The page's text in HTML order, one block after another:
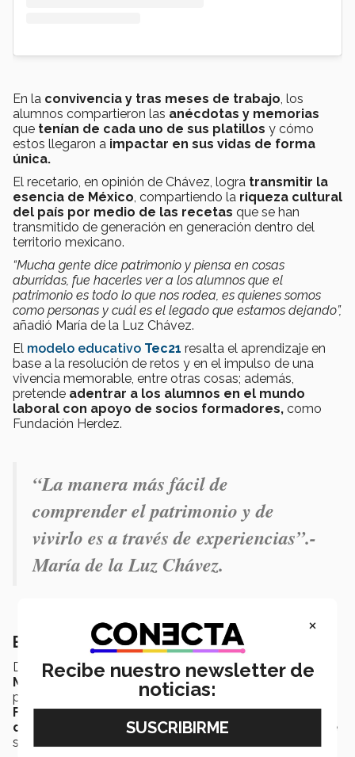
En la convivencia y tras meses de trabajo, los
alumnos compartieron las anécdotas y memorias
que tenían de cada uno de sus platillos y cómo
estos llegaron a impactar en sus vidas de forma
única.
El recetario, en opinión de Chávez, logra transmitir la
esencia de México, compartiendo la riqueza cultural
del país por medio de las recetas que se han
transmitido de generación en generación dentro del
territorio mexicano.
“Mucha gente dice patrimonio y piensa en cosas
aburridas, fue hacerles ver a los alumnos que el
patrimonio es todo lo que nos rodea, es quienes somos
como personas y cuál es el legado que estamos dejando”,
añadió María de la Luz Chávez.
El modelo educativo Tec21 resalta el aprendizaje en
base a la resolución de retos y en el impulso de una
vivencia memorable, entre otras cosas; además,
pretende adentrar a los alumnos en el mundo
laboral con apoyo de socios formadores, como
Fundación Herdez.
“La manera más fácil de
comprender el patrimonio y de
vivirlo es a través de experiencias”.-
María de la Luz Chávez.
El convenio con Fundación Herdez
Durante la realización del proyecto, elTec de
Monterrey campus San Luis Potosí
posibilidad de establecer unlazo más fuerte
Fundación Herdez CasaDoña María Ponsa través
de la firma de un convenio de colaboración
que se
signó
×
Recibe nuestro newsletter de
noticias: